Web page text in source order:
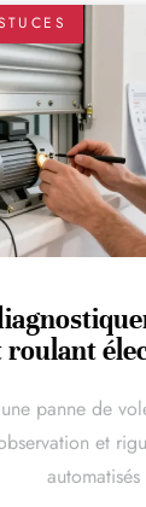
roulant
panne de
et
automatisés